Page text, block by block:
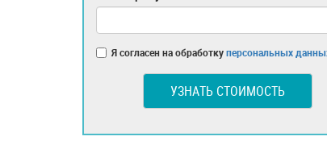
Я согласен на обработкуперсональных
УЗНАТЬ СТОИМОСТЬ